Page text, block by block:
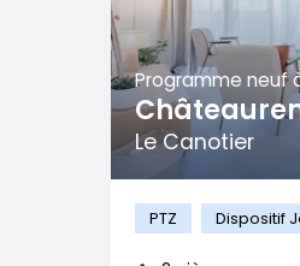
Programme neuf
Le Canotier
PTZ Dispositif